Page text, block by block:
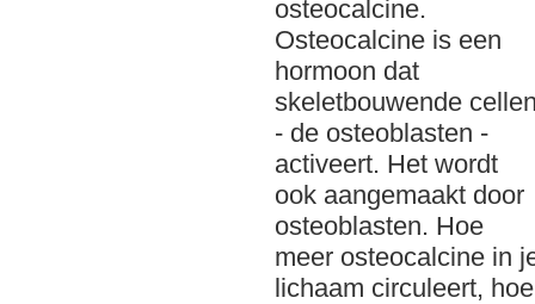
osteocalcine.
Osteocalcine is een
hormoon dat
skeletbouwende
- de osteoblasten -
activeert. Het wordt
ook aangemaakt door
osteoblasten. Hoe
meer osteocalcine in
lichaam circuleert,